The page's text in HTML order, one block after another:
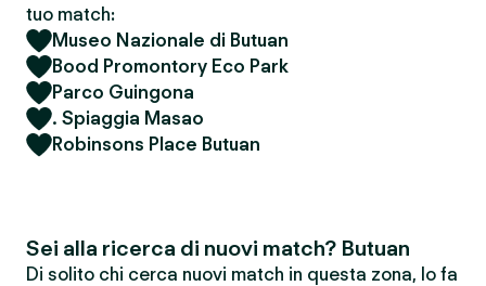
tuo match:
Museo Nazionale di Butuan
Bood Promontory Eco Park
Parco Guingona
. Spiaggia Masao
Robinsons Place Butuan
Sei alla ricerca di nuovi match? Butuan
Di solito chi cerca nuovi match in questa zona, lo fa